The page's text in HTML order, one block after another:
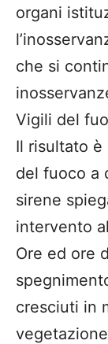
organi
che si
Vigili del
Il risultato
del fuoco a
sirene
intervento
Ore ed ore
cresciuti in